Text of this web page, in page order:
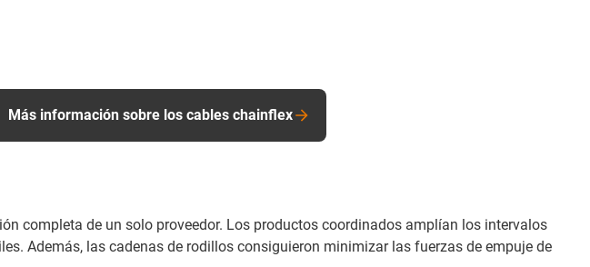
Más información sobre los cables chainflex
completa de un solo proveedor. Los productos coordinados amplían los intervalos
Además, las cadenas de rodillos consiguieron minimizar las fuerzas de empuje de